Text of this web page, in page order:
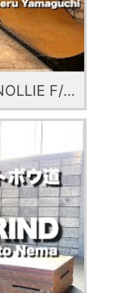
『ハウツースケートボウ道』NOLLIE F/S KICKFLIP with Takeru Yamaguchi